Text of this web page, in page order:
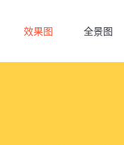
效果图 全景图